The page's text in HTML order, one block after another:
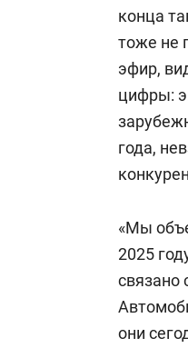
конца
тоже не
эфир,
цифры:
года,
«Мы
2025
связано
они